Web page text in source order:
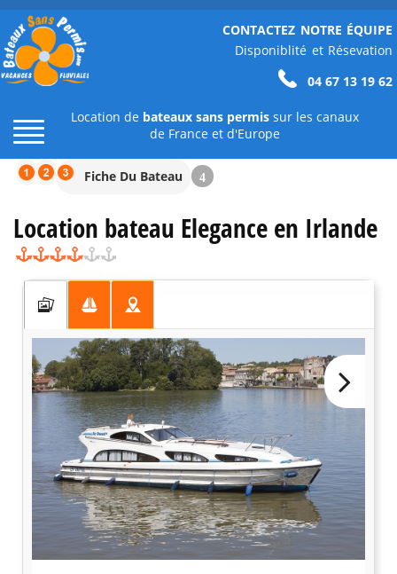
CONTACTEZ NOTRE ÉQUIPE
Disponiblité et Résevation
04 67 13 19 62
Location de bateaux sans permis sur les canaux
de France et d'Europe
Fiche Du Bateau 4
Location bateau Elegance en Irlande